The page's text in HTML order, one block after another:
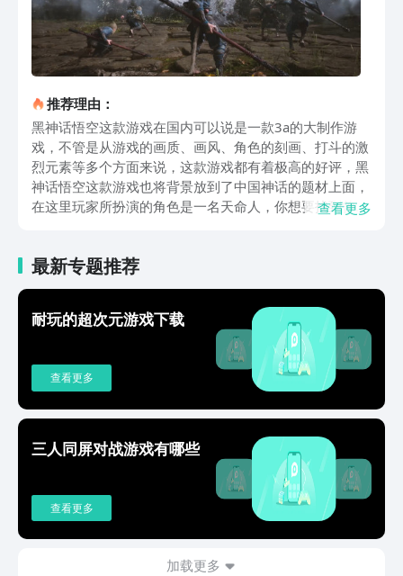
推荐理由：
黑神话悟空这款游戏在国内可以说是一款3a的大制作游
戏，不管是从游戏的画质、画风、角色的刻画、打斗的激
烈元素等多个方面来说，这款游戏都有着极高的好评，黑
神话悟空这款游戏也将背景放到了中国神话的题材上面，
在这里玩家所扮演的角色是一名天命人，你想要找到曾经
取经的时间内，你为了追寻唐三师徒四人西天取经的过程
于是也踏上了西行之路，在这段旅途中你将会遇到很多妖
魔鬼怪，这些妖魔鬼怪中你发现原来妖怪并不都是坏的，
还有很多的好妖怪存在的。做为一款以经典神话故事西游
记为主要元素的游戏，在这款游戏中重现了孙悟空的本领
七十二般变化以及从太上老君炼丹炉门获得的火眼金睛，
除此之外在这里对于孙悟空这个角色更是进行了深入的刻
是游戏却把孙悟空的性格和缺点刻画的及其逼真，我们在
这里能够沉浸到游戏角色之中。在剧情和任务以及玩法这
一方面，游戏的制作方也没有放松，高清的游戏画质再加
上跌宕起伏的各种剧情不断的刺激着玩家的内心，丰富的
各种任务又促使我们不停的深入探索。好了，以上就是黑
神话悟空正版预约地址的内容了，总的来说，黑神话悟空
这款游戏为玩家重现了唐僧师徒西天取经之路，如果你也
喜欢这种经典题材的游戏那么建议你你可以体验一下，不
查看更多
最新专题推荐
耐玩的超次元游戏下载
查看更多
三人同屏对战游戏有哪些
查看更多
加载更多